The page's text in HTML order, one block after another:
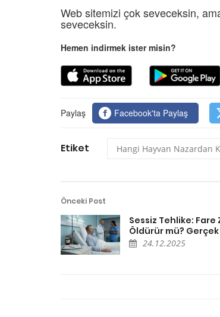
Web sitemizi çok seveceksin,
seveceksin.
Hemen indirmek ister misin?
Paylaş Facebook'ta Paylaş
Etiket Hangi Hayvan Nazardan
Önceki Post
Sessiz Tehlike: Fare
Öldürür mü?
24.12.2025